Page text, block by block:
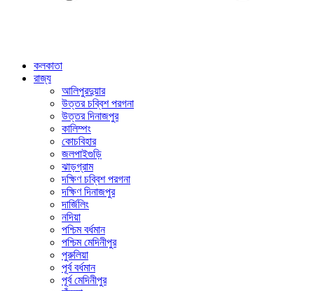
কলকাতা
রাজ্য
আলিপুরদুয়ার
উত্তর চব্বিশ পরগনা
উত্তর দিনাজপুর
কালিম্পং
কোচবিহার
জলপাইগুড়ি
ঝাড়গ্রাম
দক্ষিণ চব্বিশ পরগনা
দক্ষিণ দিনাজপুর
দার্জিলিং
নদিয়া
পশ্চিম বর্ধমান
পশ্চিম মেদিনীপুর
পুরুলিয়া
পূর্ব বর্ধমান
পূর্ব মেদিনীপুর